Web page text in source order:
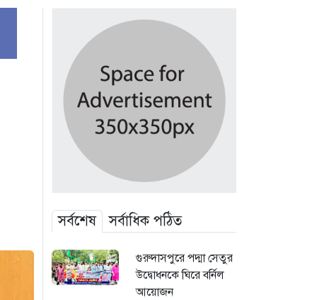
সর্বশেষ সর্বাধিক পঠিত
গুরুদাসপুরে পদ্মা সেতুর
উদ্বোধনকে ঘিরে বর্নিল
আয়োজন